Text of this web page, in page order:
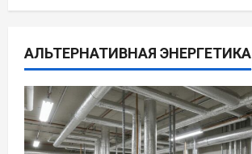
и
я
п
АЛЬТЕРНАТИВНАЯ ЭНЕРГЕТИКА